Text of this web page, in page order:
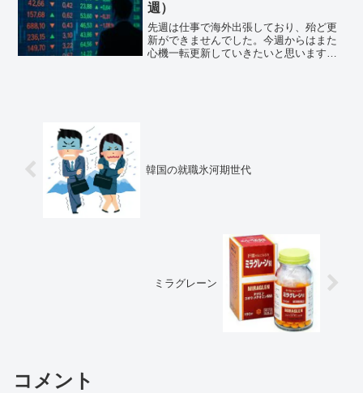
週）
先週は仕事で海外出張しており、殆ど更
新ができませんでした。今週からはまた
心機一転更新していきたいと思いますの
韓国の就職氷河期世代
ミラグレーン
コメント